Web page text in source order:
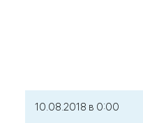
10.08.2018 в 0:00